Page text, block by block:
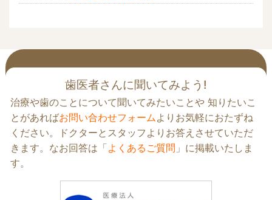
歯医者さんに聞いてみよう!
治療や歯のことについて聞いてみたいことや 知りたいこ
とがあればお問い合わせフォームよりお気軽におたずね
ください。ドクターとスタッフよりお答えさせていただ
きます。なお回答は「よくあるご質問 」に掲載いたしま
す。